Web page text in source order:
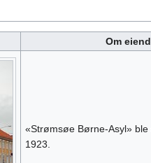
Om
«Strømsøe Børne-Asyl»
1923.